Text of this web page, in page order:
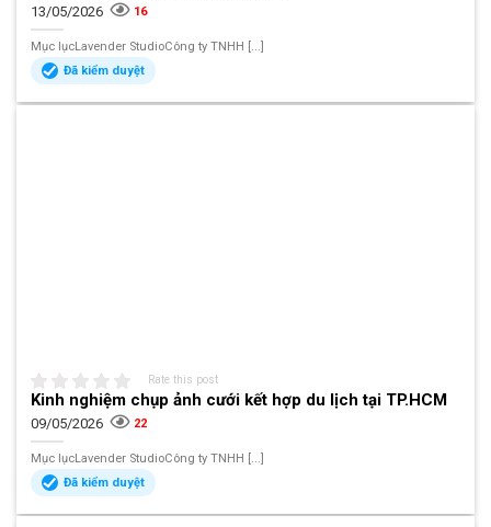
13/05/2026 16
Mục lụcLavender StudioCông ty TNHH [...]
Đã kiểm duyệt
Rate this post
Kinh nghiệm chụp ảnh cưới kết hợp du lịch tại TP.HCM
09/05/2026 22
Mục lụcLavender StudioCông ty TNHH [...]
Đã kiểm duyệt